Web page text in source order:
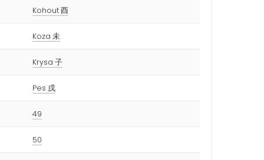
Kohout 酉
Koza 未
Krysa 子
Pes 戌
49
50